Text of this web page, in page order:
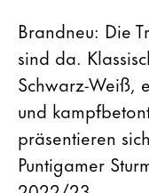
Brandneu: Die
sind da.
Schwarz-Weiß,
und
präsentieren
Puntigamer